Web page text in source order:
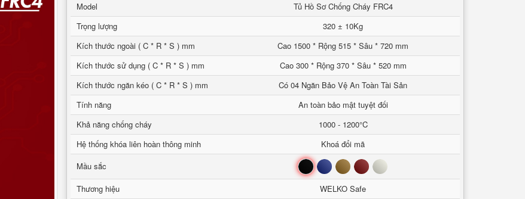
Model
Tủ Hồ Sơ Chống Cháy FRC4
Trọng lượng
320 ± 10Kg
Kích thước ngoài ( C * R * S ) mm
Cao 1500 * Rộng 515 * Sâu * 720 mm
Kích thước sử dụng ( C * R * S ) mm
Cao 300 * Rộng 370 * Sâu * 520 mm
Kích thước ngăn kéo ( C * R * S ) mm
Có 04 Ngăn Bảo Vệ An Toàn Tài Sản
Tính năng
An toàn bảo mật tuyệt đối
Khả năng chống cháy
1000 - 1200°C
Hệ thống khóa liên hoàn thông minh
Khoá đổi mã
Mầu sắc
Đen Xanh Nâu Đỏ Trắng
Thương hiệu
WELKO Safe